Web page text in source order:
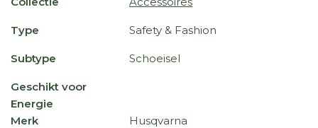
Type Safety & Fashion
Subtype Schoeisel
Geschikt voor
Energie
Merk
Husqvarna